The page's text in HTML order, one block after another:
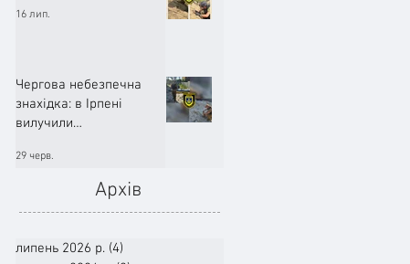
16 лип.
Чергова небезпечна
знахідка: в Ірпені
вилучили
29 черв.
Архів
липень 2026 р. (4)